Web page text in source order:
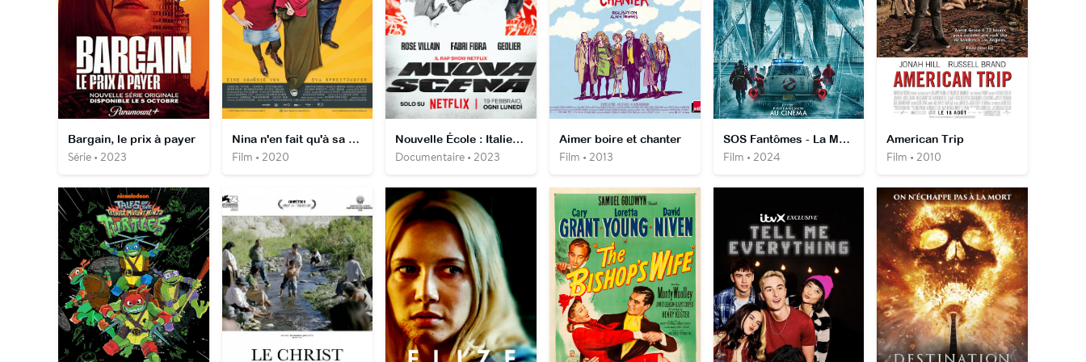
Bargain, le prix à payer
Série • 2023
Nina n'en fait qu'à sa tête
Film • 2020
Nouvelle École : Italie (Saison 1 et 2)
Documentaire • 2023
Aimer boire et chanter
Film • 2013
SOS Fantômes - La Menace de glace
Film • 2024
American Trip
Film • 2010